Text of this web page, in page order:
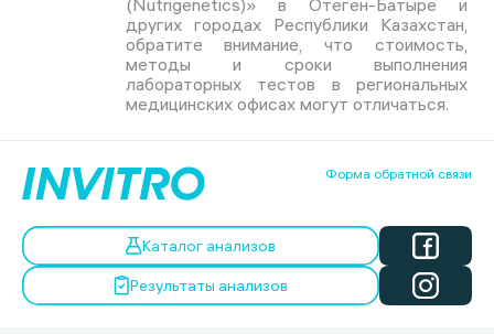
(Nutrigenetics)» в Отеген-Батыре и
других городах Республики Казахстан,
обратите внимание, что стоимость,
методы и сроки выполнения
лабораторных тестов в региональных
медицинских офисах могут отличаться.
Форма обратной связи
Каталог анализов
Результаты анализов